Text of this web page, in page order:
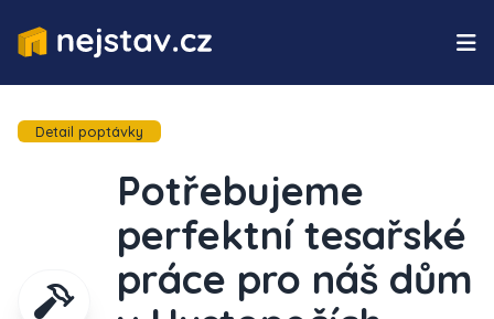
Detail poptávky
Potřebujeme
perfektní tesařské
práce pro náš dům